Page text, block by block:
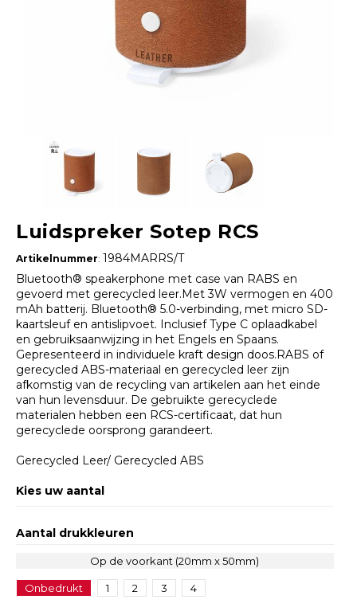
Luidspreker Sotep RCS
Artikelnummer: 1984MARRS/T
Bluetooth® speakerphone met case van RABS en
gevoerd met gerecycled leer.Met 3W vermogen en 400
mAh batterij. Bluetooth® 5.0-verbinding, met micro SD-
kaartsleuf en antislipvoet. Inclusief Type C oplaadkabel
en gebruiksaanwijzing in het Engels en Spaans.
Gepresenteerd in individuele kraft design doos.RABS of
gerecycled ABS-materiaal en gerecycled leer zijn
afkomstig van de recycling van artikelen aan het einde
van hun levensduur. De gebruikte gerecyclede
materialen hebben een RCS-certificaat, dat hun
gerecyclede oorsprong garandeert.
Gerecycled Leer/ Gerecycled ABS
Kies uw aantal
Aantal drukkleuren
Op de voorkant (20mm x 50mm)
Onbedrukt 1 2 3 4